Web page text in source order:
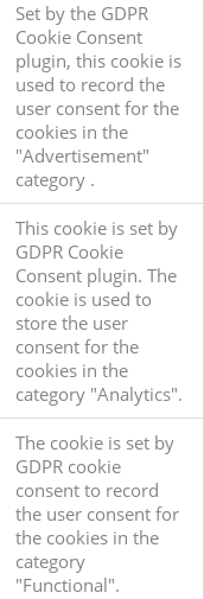
Set by the GDPR
Cookie Consent
plugin, this cookie is
used to record the
user consent for the
cookies in the
"Advertisement"
category .
This cookie is set by
GDPR Cookie
Consent plugin. The
cookie is used to
store the user
consent for the
cookies in the
category "Analytics".
The cookie is set by
GDPR cookie
consent to record
the user consent for
the cookies in the
category
"Functional".